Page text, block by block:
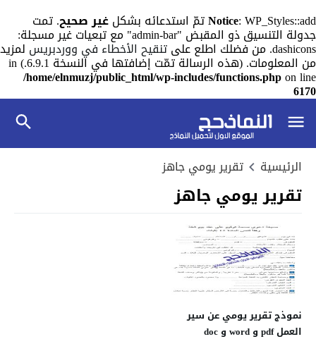
Notice: WP_Styles::add تمّ استدعائه بشكل غير صحيح. تمت
جدولة التنسيق ذو المقبض "admin-bar" مع تبعيات غير مسجلة:
dashicons. من فضلك اطلع على تنقيح الأخطاء في ووردبريس لمزيد
من المعلومات. (هذه الرسالة تمّت إضافتها في النسخة 6.9.1.) in
/home/elnmuzj/public_html/wp-includes/functions.phpon line
6170
الرئيسية تقرير يومي جاهز
تقرير يومي جاهز
نموذج تقرير يومي عن سير
العمل pdf و word و doc